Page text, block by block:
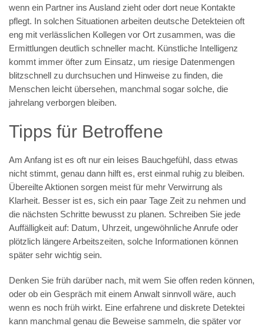
wenn ein Partner ins Ausland zieht oder dort neue Kontakte
pflegt. In solchen Situationen arbeiten deutsche Detekteien oft
eng mit verlässlichen Kollegen vor Ort zusammen, was die
Ermittlungen deutlich schneller macht. Künstliche Intelligenz
kommt immer öfter zum Einsatz, um riesige Datenmengen
blitzschnell zu durchsuchen und Hinweise zu finden, die
Menschen leicht übersehen, manchmal sogar solche, die
jahrelang verborgen bleiben.
Tipps für Betroffene
Am Anfang ist es oft nur ein leises Bauchgefühl, dass etwas
nicht stimmt, genau dann hilft es, erst einmal ruhig zu bleiben.
Übereilte Aktionen sorgen meist für mehr Verwirrung als
Klarheit. Besser ist es, sich ein paar Tage Zeit zu nehmen und
die nächsten Schritte bewusst zu planen. Schreiben Sie jede
Auffälligkeit auf: Datum, Uhrzeit, ungewöhnliche Anrufe oder
plötzlich längere Arbeitszeiten, solche Informationen können
später sehr wichtig sein.
Denken Sie früh darüber nach, mit wem Sie offen reden können,
oder ob ein Gespräch mit einem Anwalt sinnvoll wäre, auch
wenn es noch früh wirkt. Eine erfahrene und diskrete Detektei
kann manchmal genau die Beweise sammeln, die später vor